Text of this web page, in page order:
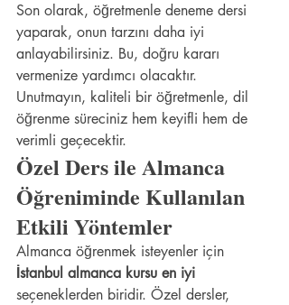
Son olarak, öğretmenle deneme dersi
yaparak, onun tarzını daha iyi
anlayabilirsiniz. Bu, doğru kararı
vermenize yardımcı olacaktır.
Unutmayın, kaliteli bir öğretmenle, dil
öğrenme süreciniz hem keyifli hem de
verimli geçecektir.
Özel Ders ile Almanca
Öğreniminde Kullanılan
Etkili Yöntemler
Almanca öğrenmek isteyenler için
İstanbul almanca kursu en iyi
seçeneklerden biridir. Özel dersler,